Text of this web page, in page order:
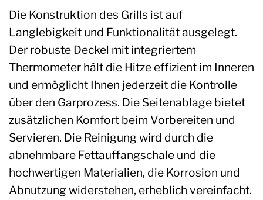
Die Konstruktion des Grills ist auf
Langlebigkeit und Funktionalität ausgelegt.
Der robuste Deckel mit integriertem
Thermometer hält die Hitze effizient im Inneren
und ermöglicht Ihnen jederzeit die Kontrolle
über den Garprozess. Die Seitenablage bietet
zusätzlichen Komfort beim Vorbereiten und
Servieren. Die Reinigung wird durch die
abnehmbare Fettauffangschale und die
hochwertigen Materialien, die Korrosion und
Abnutzung widerstehen, erheblich vereinfacht.